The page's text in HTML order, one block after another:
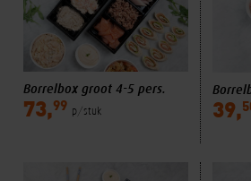
Borrelbox groot 4-5 pers.
73,99 p/stuk 39,